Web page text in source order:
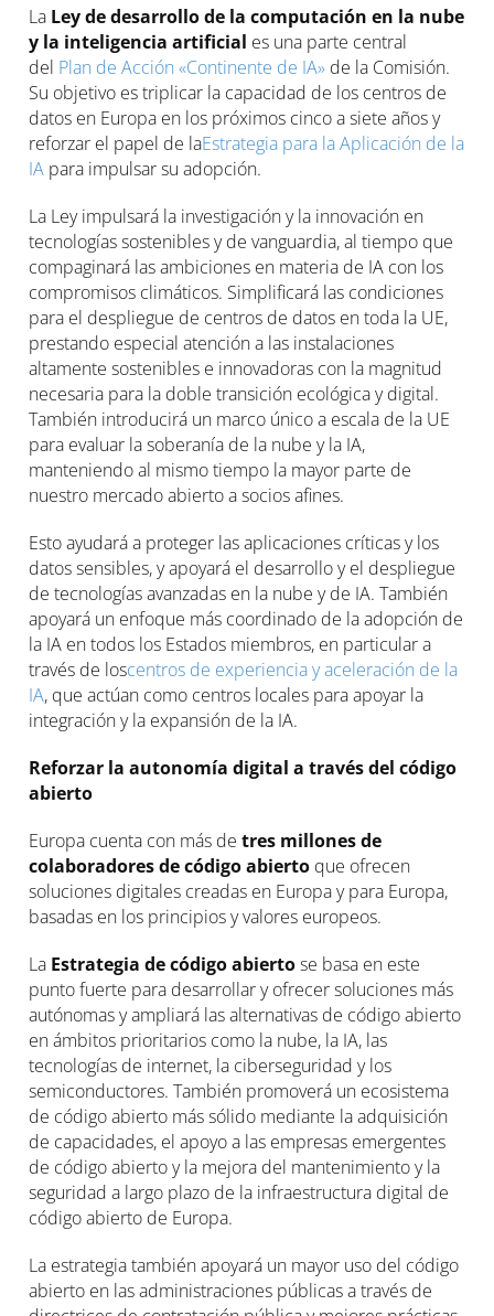
La Ley de desarrollo de la computación en la nube
y la inteligencia artificial es una parte central
del Plan de Acción «Continente de IA» de la Comisión.
Su objetivo es triplicar la capacidad de los centros de
datos en Europa en los próximos cinco a siete años y
reforzar el papel de laEstrategia para la Aplicación de la
IA para impulsar su adopción.
La Ley impulsará la investigación y la innovación en
tecnologías sostenibles y de vanguardia, al tiempo que
compaginará las ambiciones en materia de IA con los
compromisos climáticos. Simplificará las condiciones
para el despliegue de centros de datos en toda la UE,
prestando especial atención a las instalaciones
altamente sostenibles e innovadoras con la magnitud
necesaria para la doble transición ecológica y digital.
También introducirá un marco único a escala de la UE
para evaluar la soberanía de la nube y la IA,
manteniendo al mismo tiempo la mayor parte de
nuestro mercado abierto a socios afines.
Esto ayudará a proteger las aplicaciones críticas y los
datos sensibles, y apoyará el desarrollo y el despliegue
de tecnologías avanzadas en la nube y de IA. También
apoyará un enfoque más coordinado de la adopción de
la IA en todos los Estados miembros, en particular a
través de loscentros de experiencia y aceleración de la
IA, que actúan como centros locales para apoyar la
integración y la expansión de la IA.
Reforzar la autonomía digital a través del código
abierto
Europa cuenta con más detres millones de
colaboradores de código abierto que ofrecen
soluciones digitales creadas en Europa y para Europa,
basadas en los principios y valores europeos.
La Estrategia de código abiertose basa en este
punto fuerte para desarrollar y ofrecer soluciones más
autónomas y ampliará las alternativas de código abierto
en ámbitos prioritarios como la nube, la IA, las
tecnologías de internet, la ciberseguridad y los
semiconductores. También promoverá un ecosistema
de código abierto más sólido mediante la adquisición
de capacidades, el apoyo a las empresas emergentes
de código abierto y la mejora del mantenimiento y la
seguridad a largo plazo de la infraestructura digital de
código abierto de Europa.
La estrategia también apoyará un mayor uso del código
abierto en las administraciones públicas a través de